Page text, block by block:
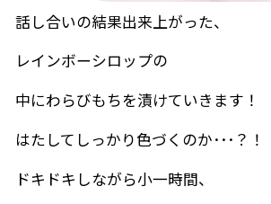
話し合いの結果出来上がった、
レインボーシロップの
中にわらびもちを漬けていきます！
はたしてしっかり色づくのか･･･？！
ドキドキしながら小一時間、